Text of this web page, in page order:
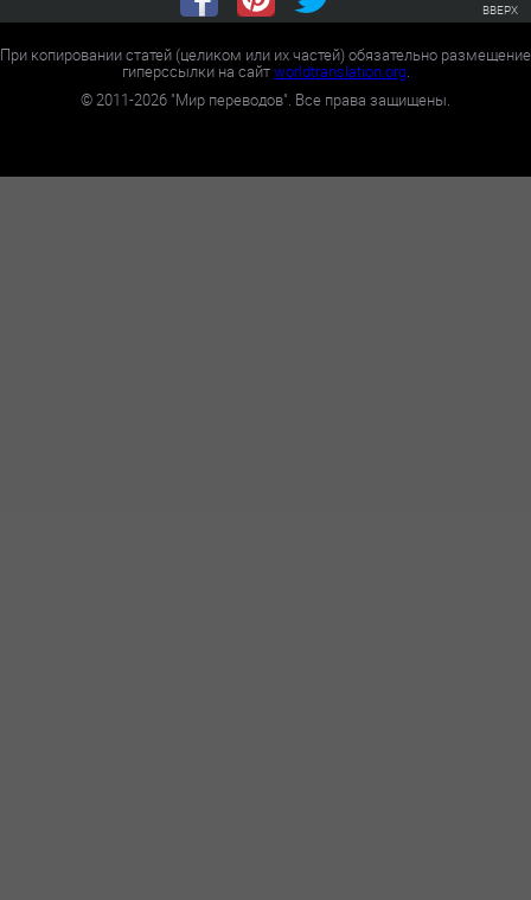
ВВЕРХ
При копировании статей (целиком или их частей) обязательно размещение
гиперссылки на сайтworldtranslation.org.
©2011-2026 "Мир переводов". Все права защищены.